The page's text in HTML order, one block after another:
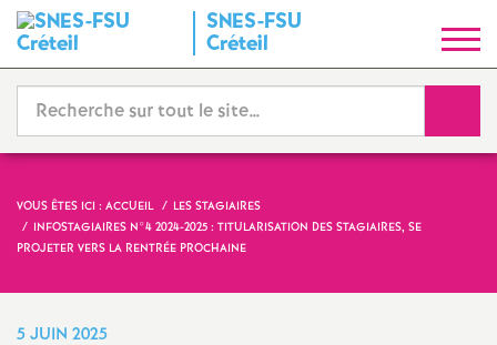
SNES-FSU
Créteil
y
n
d
VOUS ÊTES ICI : ACCUEIL
LES STAGIAIRES
INFOSTAGIAIRES N°4 2024-2025 : TITULARISATION DES STAGIAIRES, SE
PROJETER VERS LA RENTRÉE PROCHAINE
5 JUIN 2025